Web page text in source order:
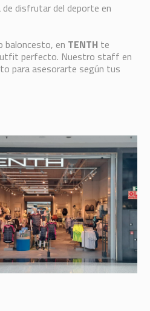
disfrutar del deporte en
baloncesto, en TENTH te
perfecto. Nuestro staff en
para asesorarte según tus